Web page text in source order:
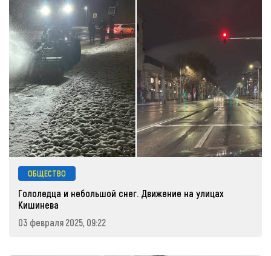
ОБЩЕСТВО
Гололедца и небольшой снег. Движение на улицах
Кишинева
03 февраля 2025, 09:22